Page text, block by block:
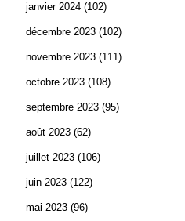
janvier 2024 (102)
décembre 2023 (102)
novembre 2023 (111)
octobre 2023 (108)
septembre 2023 (95)
août 2023 (62)
juillet 2023 (106)
juin 2023 (122)
mai 2023 (96)